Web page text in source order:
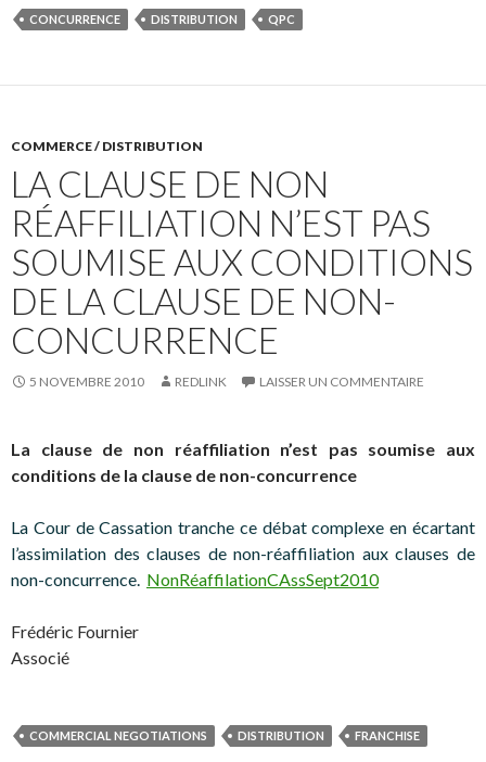
CONCURRENCE DISTRIBUTION QPC
COMMERCE / DISTRIBUTION
LA CLAUSE DE NON
RÉAFFILIATION N’EST PAS
SOUMISE AUX CONDITIONS
DE LA CLAUSE DE NON-
CONCURRENCE
5 NOVEMBRE 2010 REDLINK LAISSER UN COMMENTAIRE
La clause de non réaffiliation n’est pas soumise aux
conditions de la clause de non-concurrence
La Cour de Cassation tranche ce débat complexe en écartant
l’assimilation des clauses de non-réaffiliation aux clauses de
non-concurrence. NonRéaffilationCAssSept2010
Frédéric Fournier
Associé
COMMERCIAL NEGOTIATIONS DISTRIBUTION FRANCHISE